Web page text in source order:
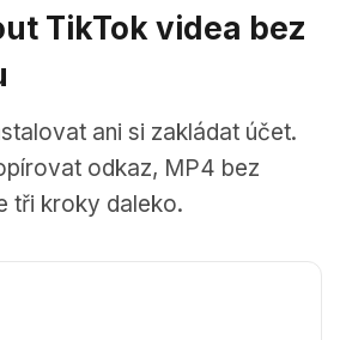
TikTok videa bez
ani si zakládat účet.
odkaz, MP4 bez
tři kroky daleko.